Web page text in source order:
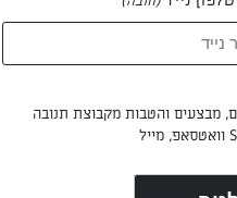
מבצעים והטבות מקבוצת תנובה